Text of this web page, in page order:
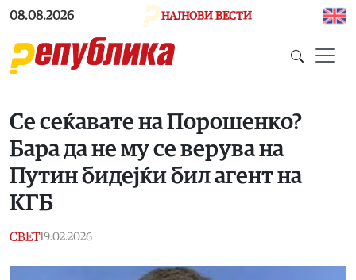
Skip to main content
08.08.2026 НАЈНОВИ ВЕСТИ
Се сеќавате на Порошенко?
Бара да не му се верува на
Путин бидејќи бил агент на
КГБ
СВЕТ19.02.2026